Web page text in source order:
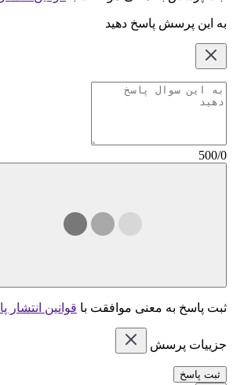
به این پرسش پاسخ دهید
500/0
ثبت پاسخ به معنی موافقت با قوانین انتشار
جزییات پرسش
ثبت پاسخ